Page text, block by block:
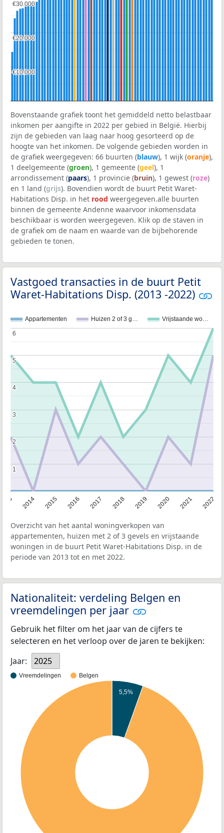
€10.000
€10.000
€20.000
€20.000
€30.000
€30.000
Bovenstaande grafiek toont het gemiddeld netto belastbaar
inkomen per aangifte in 2022 per gebied in België. Hierbij
zijn de gebieden van laag naar hoog gesorteerd op de
hoogte van het inkomen. De volgende gebieden worden in
de grafiek weergegeven: 66 buurten (blauw), 1 wijk (oranje),
1 deelgemeente (groen), 1 gemeente (geel), 1
arrondissement (paars), 1 provincie (bruin), 1 gewest (roze)
en 1 land (grijs). Bovendien wordt de buurt Petit Waret-
Habitations Disp. in het rood weergegeven.alle buurten
binnen de gemeente Andenne waarvoor inkomensdata
beschikbaar is worden weergegeven. Klik op de staven in
de grafiek om de naam en waarde van de bijbehorende
gebieden te tonen.
Vastgoed transacties in de buurt Petit
Waret-Habitations Disp. (2013 -2022)
Appartementen Huizen 2 of 3 g… Vrijstaande wo…
2014 2015 2016 2017 2018 2019 2020 2021 2022
11
2
2
3
3
4
4
5
5
6
6
Overzicht van het aantal woningverkopen van
appartementen, huizen met 2 of 3 gevels en vrijstaande
woningen in de buurt Petit Waret-Habitations Disp. in de
periode van 2013 tot en met 2022.
Nationaliteit: verdeling Belgen en
vreemdelingen per jaar
Gebruik het filter om het jaar van de cijfers te
selecteren en het verloop over de jaren te bekijken:
Jaar:
2025
Vreemdelingen Belgen
5,5%